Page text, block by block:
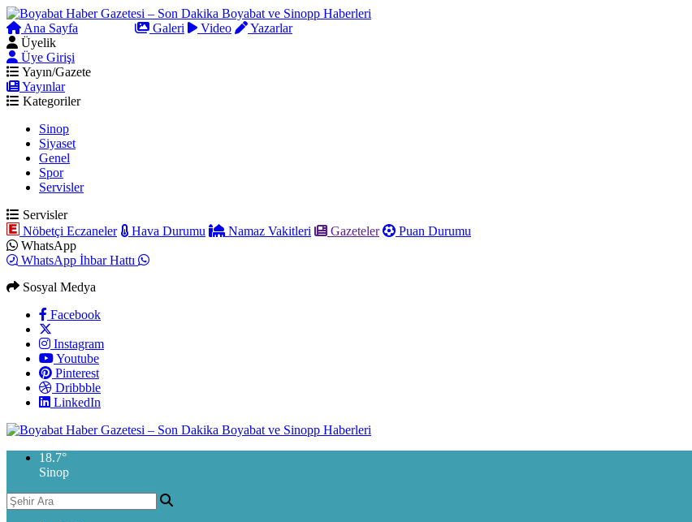
Ana Sayfa Galeri Video
Yazarlar
Üyelik
Üye Girişi
Yayın/Gazete
Yayınlar
Kategoriler
Sinop
Siyaset
Genel
Spor
Servisler
Servisler
Nöbetçi Eczaneler
Hava Durumu Namaz Vakitleri Gazeteler
Puan Durumu
WhatsApp
WhatsApp İhbar Hattı
Sosyal Medya
Facebook
Instagram
Youtube
Pinterest
Dribbble
LinkedIn
18.7°
Sinop